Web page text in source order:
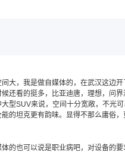
大，我是做自媒体的，在武汉这边
候还看的挺多，比亚迪唐，理想，问
型SUV来说，空间十分宽敞，不光
的坦克更有韵味。显得不那么庸俗，
的也可以说是职业病吧，对设备的